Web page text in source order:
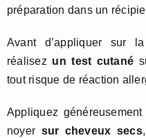
préparation dans un
Avant d’appliquer sur
réalisez un test cutané
tout risque de réaction
Appliquez
noyer sur cheveux secs